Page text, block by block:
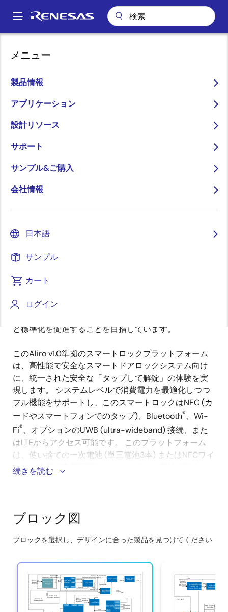
ン
Main
メニュー
製品情報
アプリケーション
設計リソース
サポート
サンプル&ご購入
会社情報
日本語
サンプル
カート
ログイン
パ
ン
く
ず
ミッドレンジ CSA Aliro対応スマートロック
ミッドレンジ CSA Aliro対
応スマートロック
ページセクションへ移動：
概要
要
説
ムワークへの推進は急速に進んでおり、分散したシス
と標準化を促進することを目指しています。
このAliro v1.0準拠のスマートロックプラットフォーム
は、高性能で安全なスマートドアロックシステム向け
に、統一された安全な「タップして解錠」の体験を実
現します。 システムレベルで消費電力を最適化しつつ
フル機能をサポートし、このスマートロックはNFC (カ
ードやスマートフォンでのタップ)、Bluetooth®、Wi-
Fi®、オプションのUWB (ultra-wideband) 接続、また
はLTEからアクセス可能です。 このプラットフォーム
は、使い捨ての一次電池 (単三電池3本) またはNFCワイ
ヤレス充電で充電可能なリチウムイオン電池で動作
し、DCまたはAC電源 (例えば、ドアの柱や枠内) から
このシステムのメリット：
スマートロックシステムにより、Matter対応、Aliro
幅広いHMIおよび機能ニーズに対応するスケーラブ
ルなシステムアーキテクチャ
オプションのOLEDディスプレイ (ユーザーキー付
き)
続きを読む
ブロック図
ブロックを選択し、デザインに合った製品を見つけてください
interactive
block
diagram